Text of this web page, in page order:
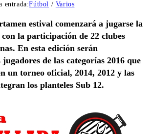
entrada:Fútbol / Varios
estival comenzará a jugarse la
la participación de 22 clubes
En esta edición serán
de las categorías 2016 que
un torneo oficial, 2014, 2012 y las
los planteles Sub 12.